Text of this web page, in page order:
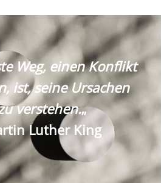
Weg, einen Konflikt
ist, seine Ursachen
verstehen.„
Luther King